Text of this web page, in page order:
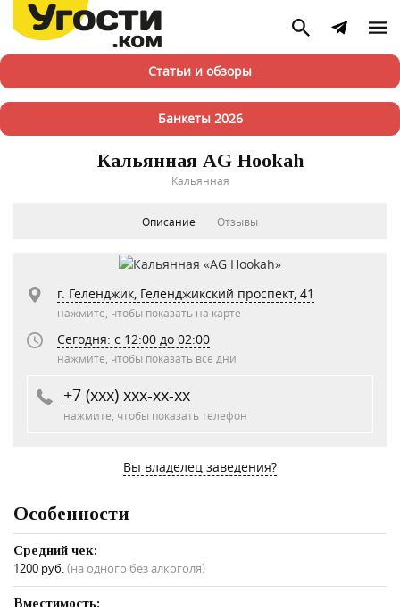
Статьи и обзоры
Банкеты 2026
Кальянная AG Hookah
Кальянная
Описание Отзывы
г. Геленджик, Геленджикский проспект, 41
нажмите, чтобы показать на карте
Сегодня: c 12:00 до 02:00
нажмите, чтобы показать все дни
+7 (xxx) xxx-xx-xx
нажмите, чтобы показать телефон
Вы владелец заведения?
Особенности
Средний чек:
1200 руб.(на одного без алкоголя)
Вместимость: